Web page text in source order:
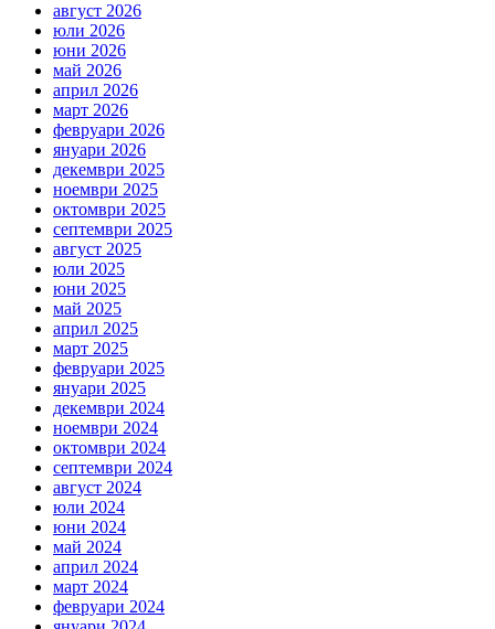
август 2026
юли 2026
юни 2026
май 2026
април 2026
март 2026
февруари 2026
януари 2026
декември 2025
ноември 2025
октомври 2025
септември 2025
август 2025
юли 2025
юни 2025
май 2025
април 2025
март 2025
февруари 2025
януари 2025
декември 2024
ноември 2024
октомври 2024
септември 2024
август 2024
юли 2024
юни 2024
май 2024
април 2024
март 2024
февруари 2024